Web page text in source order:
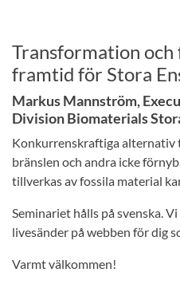
Transformation
framtid för Stora
Markus Mannström,
Division Biomaterials
Konkurrenskraftiga
bränslen och andra icke
tillverkas av fossila material
Seminariet hålls på svenska.
livesänder på webben för dig
Varmt välkommen!